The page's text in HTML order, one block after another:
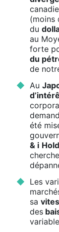
(moins
du
au
forte
du
de
Au
été
& i
Les
sa
des